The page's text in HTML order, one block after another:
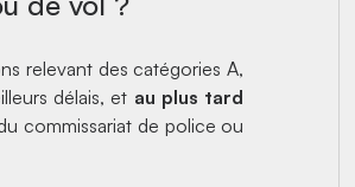
relevant des catégories A,
délais, et au plus tard
commissariat de police ou